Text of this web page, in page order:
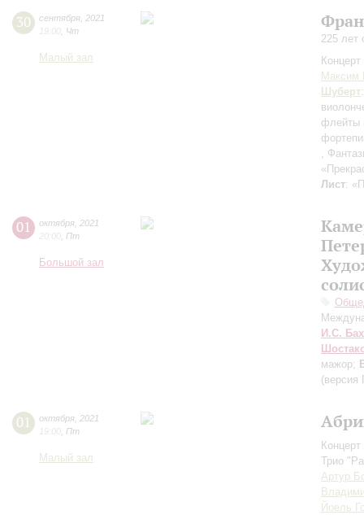
30 сентября 2021
19:00 Чт
Малый зал
225 лет
Максим
Шуберт
флейты
,
Лист:
01 октября 2021
20:00 Пт
Большой зал
И.С. Бах
мажор;
(версия
01 октября 2021
19:00 Пт
Малый зал
Трио
Артур
Йоель